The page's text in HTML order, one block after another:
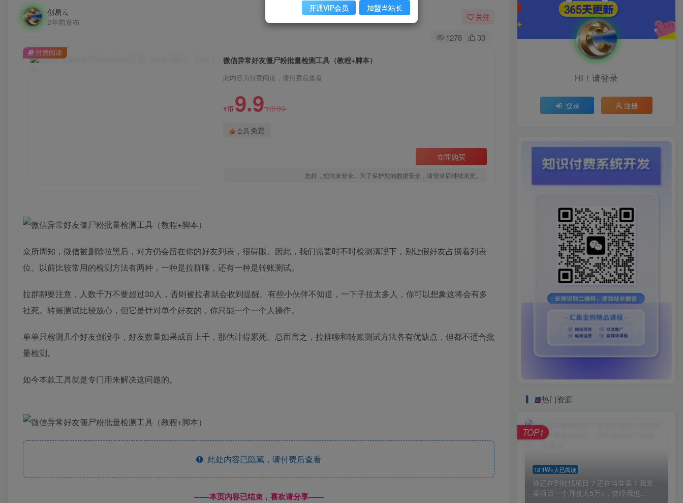
创易云
2年前发布
关注
1278 33
微信异常好友僵尸粉批量检测工具（教程+脚本）
此内容为付费阅读，请付费后查看
Y币 9.9Y币99
会员 免费
立即购买
您好，您尚未登录。为了保护您的数据安全，请登录后继续浏览。
付费阅读
众所周知，微信被删除拉黑后，对方仍会留在你的好友列表，很碍眼。因此，我们需要时不时检测清理下，别让假好友占据着列表
位。以前比较常用的检测方法有两种，一种是拉群聊，还有一种是转账测试。
拉群聊要注意，人数千万不要超过30人，否则被拉者就会收到提醒。有些小伙伴不知道，一下子拉太多人，你可以想象这将会有多
社死。转账测试比较放心，但它是针对单个好友的，你只能一个一个人操作。
单单只检测几个好友倒没事，好友数量如果成百上千，那估计得累死。总而言之，拉群聊和转账测试方法各有优缺点，但都不适合批
量检测。
如今本款工具就是专门用来解决这问题的。
此处内容已隐藏，请付费后查看
------本页内容已结束，喜欢请分享------
HI！请登录
登录 注册
热门资源
12.1W+人已阅读
你还在到处找项目？还在当韭菜？我靠
卖项目一个月收入5万+，曾经我也...
TOP1
开通VIP会员 加盟当站长